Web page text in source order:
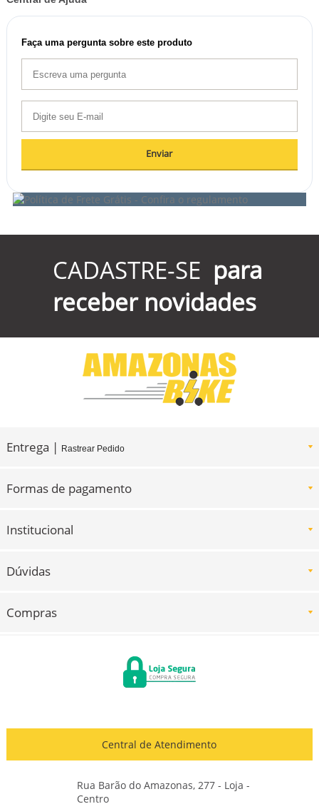
Faça uma pergunta sobre este produto
Enviar
CADASTRE-SE para
receber novidades
Entrega | Rastrear Pedido
Formas de pagamento
Institucional
Dúvidas
Compras
Central de Atendimento
Rua Barão do Amazonas, 277 - Loja -
Centro